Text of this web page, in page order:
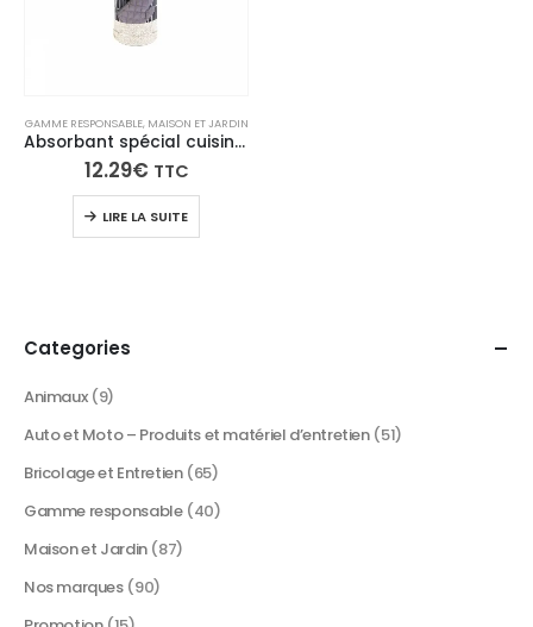
GAMME RESPONSABLE, MAISON ET JARDIN
Absorbant spécial cuisine – COOK’ABS
12.29€ TTC
LIRE LA SUITE
Categories
Animaux (9)
Auto et Moto – Produits et matériel d’entretien (51)
Bricolage et Entretien (65)
Gamme responsable (40)
Maison et Jardin (87)
Nos marques (90)